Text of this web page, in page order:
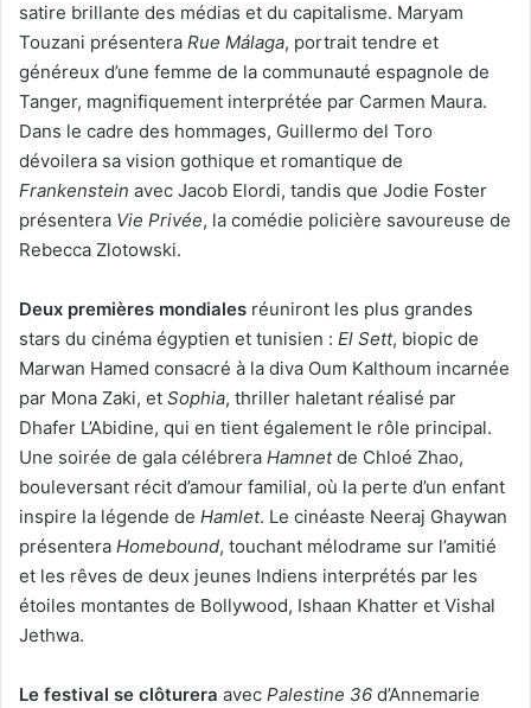
satire brillante des médias et du capitalisme. Maryam
Touzani présentera Rue Málaga, portrait tendre et
généreux d’une femme de la communauté espagnole de
Tanger, magnifiquement interprétée par Carmen Maura.
Dans le cadre des hommages, Guillermo del Toro
dévoilera sa vision gothique et romantique de
Frankenstein avec Jacob Elordi, tandis que Jodie Foster
présentera Vie Privée, la comédie policière savoureuse de
Rebecca Zlotowski.
Deux premières mondiales réuniront les plus grandes
stars du cinéma égyptien et tunisien : El Sett, biopic de
Marwan Hamed consacré à la diva Oum Kalthoum incarnée
par Mona Zaki, et Sophia, thriller haletant réalisé par
Dhafer L’Abidine, qui en tient également le rôle principal.
Une soirée de gala célébrera Hamnetde Chloé Zhao,
bouleversant récit d’amour familial, où la perte d’un enfant
inspire la légende de Hamlet. Le cinéaste Neeraj Ghaywan
présentera Homebound, touchant mélodrame sur l’amitié
et les rêves de deux jeunes Indiens interprétés par les
étoiles montantes de Bollywood, Ishaan Khatter et Vishal
Jethwa.
Le festival se clôturera avec Palestine 36 d’Annemarie